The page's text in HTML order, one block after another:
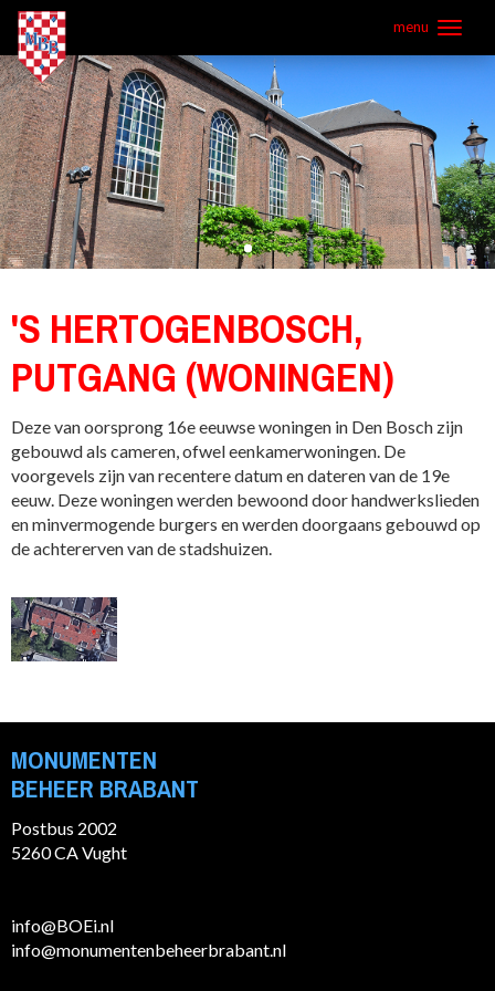
Overslaan
naar
de
inhoud
gaan
menu
'S HERTOGENBOSCH,
PUTGANG (WONINGEN)
Deze van oorsprong 16e eeuwse woningen in Den Bosch zijn
gebouwd als cameren, ofwel eenkamerwoningen. De
voorgevels zijn van recentere datum en dateren van de 19e
eeuw. Deze woningen werden bewoond door handwerkslieden
en minvermogende burgers en werden doorgaans gebouwd op
de achtererven van de stadshuizen.
MONUMENTEN
BEHEER BRABANT
Postbus 2002
5260 CA Vught
info@BOEi.nl
info@monumentenbeheerbrabant.nl